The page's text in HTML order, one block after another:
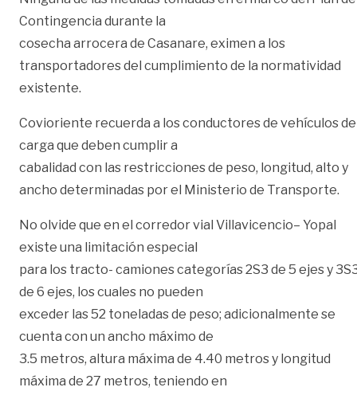
Contingencia durante la
cosecha arrocera de Casanare, eximen a los
transportadores del cumplimiento de la normatividad
existente.
Covioriente recuerda a los conductores de vehículos de
carga que deben cumplir a
cabalidad con las restricciones de peso, longitud, alto y
ancho determinadas por el Ministerio de Transporte.
No olvide que en el corredor vial Villavicencio– Yopal
existe una limitación especial
para los tracto- camiones categorías 2S3 de 5 ejes y
de 6 ejes, los cuales no pueden
exceder las 52 toneladas de peso; adicionalmente se
cuenta con un ancho máximo de
3.5 metros, altura máxima de 4.40 metros y longitud
máxima de 27 metros, teniendo en